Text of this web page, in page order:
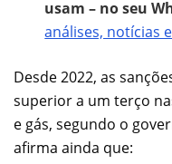
usam – no seu
análises, notícias
Desde 2022, as
superior a um terço
e gás, segundo o
afirma ainda que: